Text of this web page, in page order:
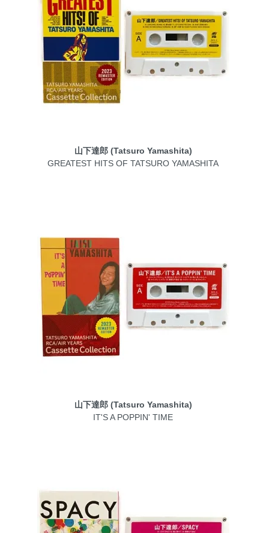
山下達郎 (Tatsuro Yamashita)
GREATEST HITS OF TATSURO YAMASHITA
山下達郎 (Tatsuro Yamashita)
IT'S A POPPIN' TIME